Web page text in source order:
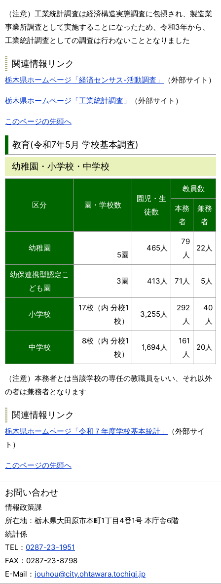
（注意）工業統計調査は経済構造実態調査に包摂され、製造業
事業所調査として実施することになったため、令和3年から、
工業統計調査としての調査は行わないこととなりました
関連情報リンク
栃木県ホームページ「経済センサス-活動調査」 （外部サイト）
栃木県ホームページ「工業統計調査」 （外部サイト）
このページの先頭へ
教育(令和7年5月 学校基本調査)
幼稚園・小学校・中学校
区分 園・学校数
園児・生
徒数
教員数
本務
者
兼務
者
幼稚園
5園
465人
79
人
22人
幼保連携型認定こ
ども園
3園 413人 71人 5人
小学校
17校（内 分校1
校）
3,255人
292
人
40
人
中学校
8校（内 分校1
校）
1,694人
161
人
20人
（注意）本務者とは当該学校の専任の教職員をいい、それ以外
の者は兼務者となります
関連情報リンク
栃木県ホームページ「令和７年度学校基本統計」
（外部サイ
ト）
このページの先頭へ
お問い合わせ
情報政策課
所在地： 栃木県大田原市本町1丁目4番1号 本庁舎6階
統計係
TEL： 0287-23-1951
FAX： 0287-23-8798
E-Mail： jouhou@city.ohtawara.tochigi.jp